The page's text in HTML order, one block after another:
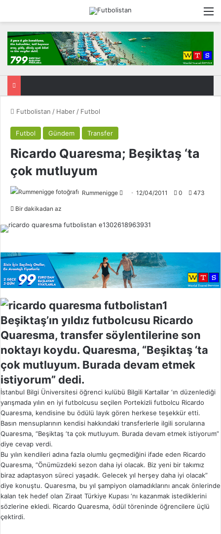
Futbolistan / Haber / Futbol
Futbol Gündem Transfer
Ricardo Quaresma; Beşiktaş ‘ta
çok mutluyum
Rummenigge
l
w
o
n
X
12/04/2011 0 473
Bir dakikadan az
Beşiktaş’ın yıldız futbolcusu Ricardo
Quaresma, transfer söylentilerine son
noktayı koydu. Quaresma, “Beşiktaş ‘ta
çok mutluyum. Burada devam etmek
istiyorum” dedi.
İstanbul Bilgi Üniversitesi öğrenci kulübü Bilgili Kartallar ‘ın düzenlediği
yarışmada yılın en iyi futbolcusu seçilen Portekizli futbolcu Ricardo
Quaresma, kendisine bu ödülü layık gören herkese teşekkür etti.
Basın mensuplarının kendisi hakkındaki transferlerle ilgili sorularına
Quaresma, “Beşiktaş ‘ta çok mutluyum. Burada devam etmek istiyorum”
diye cevap verdi.
Bu yılın kendileri adına fazla olumlu geçmediğini ifade eden Ricardo
Quaresma, “Önümüzdeki sezon daha iyi olacak. Biz yeni bir takımız
biraz adaptasyon süreci yaşadık. Gelecek yıl herşey daha iyi olacak”
diye konuştu. Quaresma, bu yıl şampiyon olamadıklarını ancak önlerinde
kalan tek hedef olan Ziraat Türkiye Kupası ‘nı kazanmak istediklerini
sözlerine ekledi. Ricardo Quaresma, ödül töreninde öğrencilere üçlü
çektirdi.